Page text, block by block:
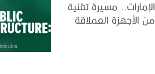
الإمارات.. مسيرة تقنية
من الأجهزة العملاقة